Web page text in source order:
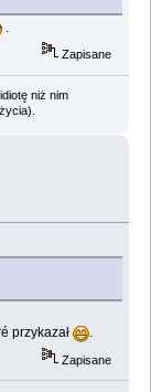
.
Zapisane
niż nim
przykazał .
Zapisane